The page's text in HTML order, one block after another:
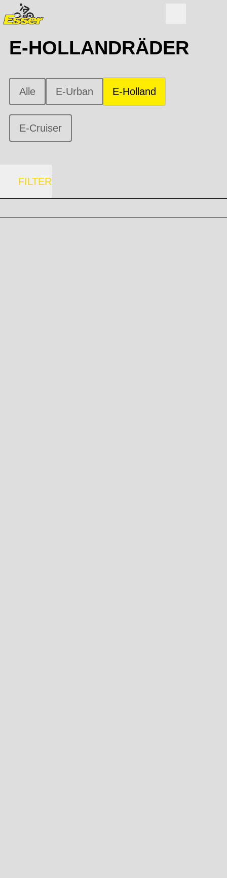
E-HOLLANDRÄDER
Alle E-Urban E-Holland
E-Cruiser
FILTER